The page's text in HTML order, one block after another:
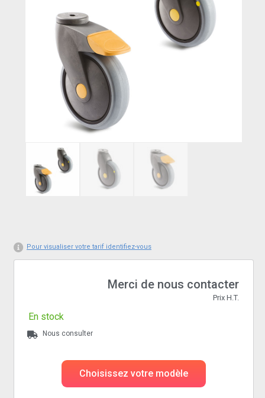
Pour visualiser votre tarif identifiez-vous
Merci de nous contacter
Prix H.T.
En stock
Nous consulter
Choisissez votre modèle